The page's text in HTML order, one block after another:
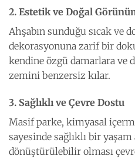
2. Estetik ve Doğal
Ahşabın sunduğu sıcak ve
dekorasyonuna zarif bir
kendine özgü damarlara ve
zemini benzersiz kılar.
3. Sağlıklı ve Çevre Dostu
Masif parke, kimyasal
sayesinde sağlıklı bir
dönüştürülebilir olması